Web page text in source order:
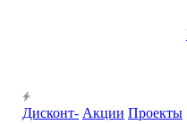
Дисконт- Акции Проекты